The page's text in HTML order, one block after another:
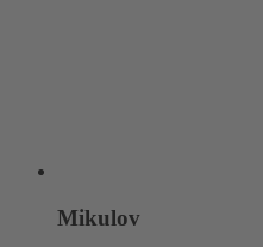
Mikulov